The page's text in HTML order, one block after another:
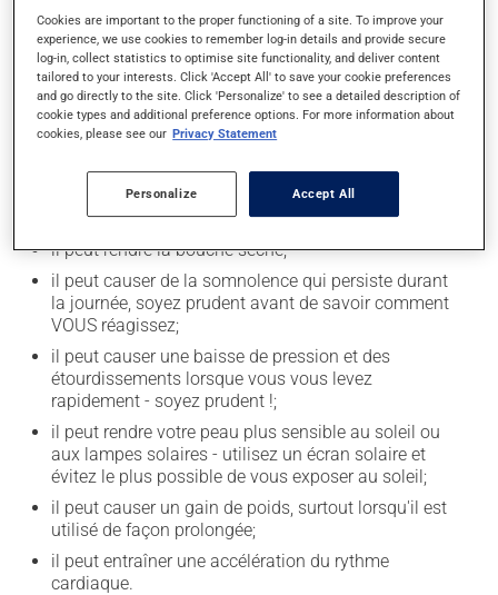
l'alcool ou des produits qui en contiennent pendant
que vous utilisez ce médicament.
Effets indésirables
l'occasion entraîner certains effets indésirables (effets
il peut rendre la bouche sèche;
il peut causer de la somnolence qui persiste durant
la journée, soyez prudent avant de savoir comment
VOUS réagissez;
il peut causer une baisse de pression et des
étourdissements lorsque vous vous levez
rapidement - soyez prudent !;
il peut rendre votre peau plus sensible au soleil ou
aux lampes solaires - utilisez un écran solaire et
évitez le plus possible de vous exposer au soleil;
il peut causer un gain de poids, surtout lorsqu'il est
utilisé de façon prolongée;
il peut entraîner une accélération du rythme
cardiaque.
Cookies are important to the proper functioning of a site. To improve your
experience, we use cookies to remember log-in details and provide secure
log-in, collect statistics to optimise site functionality, and deliver content
tailored to your interests. Click 'Accept All' to save your cookie preferences
and go directly to the site. Click 'Personalize' to see a detailed description of
cookie types and additional preference options. For more information about
cookies, please see our Privacy Statement
Personalize Accept All